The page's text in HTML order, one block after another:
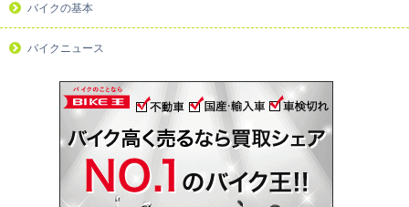
バイクの基本
バイクニュース